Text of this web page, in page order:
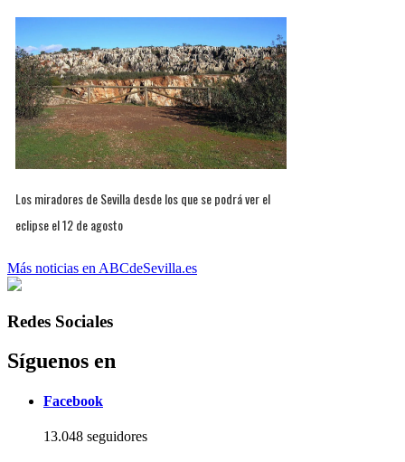
Los miradores de Sevilla desde los que se podrá ver el
eclipse el 12 de agosto
Más noticias en ABCdeSevilla.es
Redes Sociales
Síguenos en
Facebook
13.048 seguidores